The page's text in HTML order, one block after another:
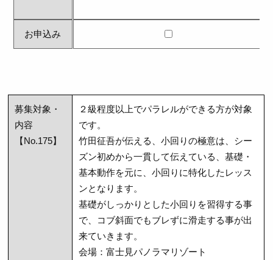
お申込み
募集対象・
内容
【No.175】
２級程度以上でパラレルができる方が対象
です。
竹田征吾が伝える、小回りの極意は、シー
ズン初めから一貫して伝えている、基礎・
基本動作を元に、小回りに特化したレッス
ンとなります。
基礎がしっかりとした小回りを習得する事
で、コブ斜面でもブレずに滑走する事が出
来ていきます。
会場：富士見パノラマリゾート